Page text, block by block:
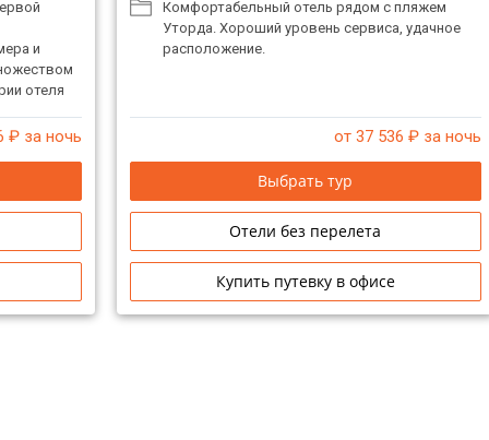
и
отеля
любой
₽ за ночь
Комфортабельный отель рядом с пляжем
Уторда. Хороший уровень сервиса, удачное
расположение.
от 37 536 ₽ за ночь
Выбрать тур
Отели без перелета
Купить путевку в офисе